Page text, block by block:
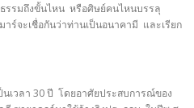
รรมถึงขั้นไหน หรือศิษย์คนไหนบรรลุ
ร์จะเชื่อกันว่าท่านเป็นอนาคามี และเรียก
นเวลา 30 ปี โดยอาศัยประสบการณ์ของ